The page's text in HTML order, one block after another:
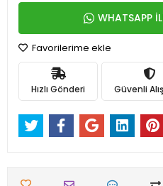
WHATSAPP
Favorilerime ekle
Hızlı Gönderi Güvenli